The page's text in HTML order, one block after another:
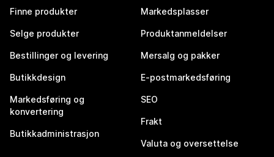
Finne produkter
Selge produkter
Bestillinger og levering
Butikkdesign
Markedsføring og
konvertering
Butikkadministrasjon
Markedsplasser
Produktanmeldelser
Mersalg og pakker
E-postmarkedsføring
SEO
Frakt
Valuta og oversettelse